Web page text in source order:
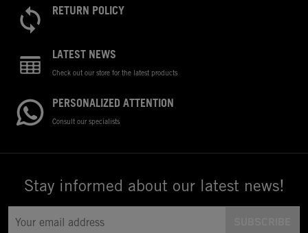
RETURN POLICY
LATEST NEWS
Check out our store for the latest products
PERSONALIZED ATTENTION
Consult our specialists
Stay informed about our latest news!